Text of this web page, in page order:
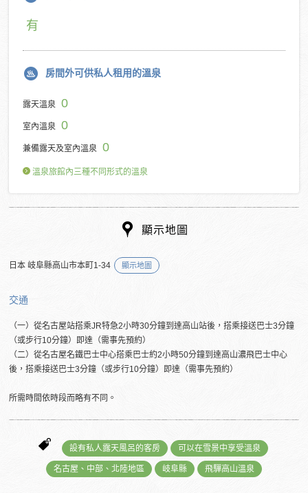
有
房間外可供私人租用的溫泉
露天溫泉 0
室內溫泉 0
兼備露天及室內溫泉 0
溫泉旅館內三種不同形式的溫泉
顯示地圖
日本 岐阜縣高山市本町1-34 顯示地圖
交通
（一）從名古屋站搭乘JR特急2小時30分鐘到達高山站後，搭乘接送巴士3分鐘
（或步行10分鐘）即達（需事先預約）
（二）從名古屋名鐵巴士中心搭乘巴士約2小時50分鐘到達高山濃飛巴士中心
後，搭乘接送巴士3分鐘（或步行10分鐘）即達（需事先預約）
所需時間依時段而略有不同。
設有私人露天風呂的客房 可以在雪景中享受溫泉
名古屋、中部、北陸地區 岐阜縣 飛驒高山溫泉